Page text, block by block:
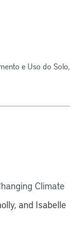
e Uso do Solo,
Climate
and Isabelle